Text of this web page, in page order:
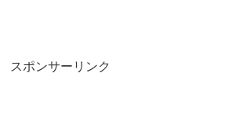
スポンサーリンク